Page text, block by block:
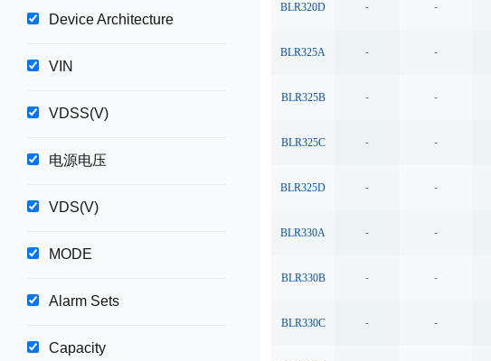
Device Architecture
VIN
VDSS(V)
电源电压
VDS(V)
MODE
Alarm Sets
Capacity
BLR320D - -
BLR325A - -
BLR325B - -
BLR325C - -
BLR325D - -
BLR330A - -
BLR330B - -
BLR330C - -